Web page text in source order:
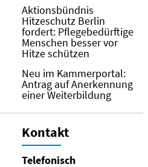
Aktionsbündnis
Hitzeschutz Berlin
fordert: Pflegebedürftige
Menschen besser vor
Hitze schützen
Neu im Kammerportal:
Antrag auf Anerkennung
einer Weiterbildung
Kontakt
Telefonisch